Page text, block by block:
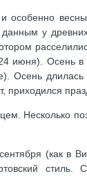
особенно
у
июня). Осень
Осень длилась
Несколько
(как в
стиль.